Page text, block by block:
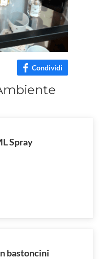
Condividi
Spray
bastoncini